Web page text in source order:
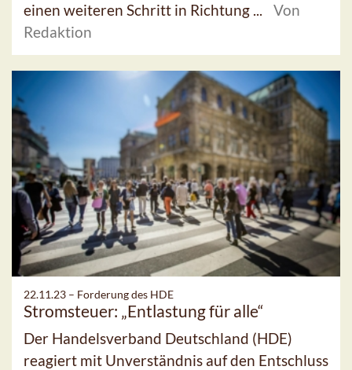
einen weiteren Schritt in Richtung ...
Von
Redaktion
22.11.23 – Forderung des HDE
Stromsteuer: „Entlastung für alle“
Der Handelsverband Deutschland (HDE)
reagiert mit Unverständnis auf den Entschluss